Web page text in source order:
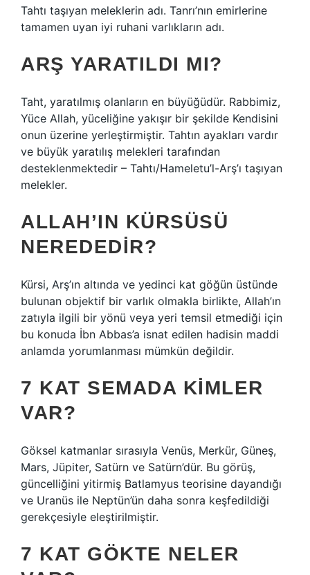
Tahtı taşıyan meleklerin adı. Tanrı’nın emirlerine
tamamen uyan iyi ruhani varlıkların adı.
ARŞ YARATILDI MI?
Taht, yaratılmış olanların en büyüğüdür. Rabbimiz,
Yüce Allah, yüceliğine yakışır bir şekilde Kendisini
onun üzerine yerleştirmiştir. Tahtın ayakları vardır
ve büyük yaratılış melekleri tarafından
desteklenmektedir – Tahtı/Hameletu’l-Arş’ı taşıyan
melekler.
ALLAH’IN KÜRSÜSÜ
NEREDEDIR?
Kürsi, Arş’ın altında ve yedinci kat göğün üstünde
bulunan objektif bir varlık olmakla birlikte, Allah’ın
zatıyla ilgili bir yönü veya yeri temsil etmediği için
bu konuda İbn Abbas’a isnat edilen hadisin maddi
anlamda yorumlanması mümkün değildir.
7 KAT SEMADA KIMLER
VAR?
Göksel katmanlar sırasıyla Venüs, Merkür, Güneş,
Mars, Jüpiter, Satürn ve Satürn’dür. Bu görüş,
güncelliğini yitirmiş Batlamyus teorisine dayandığı
ve Uranüs ile Neptün’ün daha sonra keşfedildiği
gerekçesiyle eleştirilmiştir.
7 KAT GÖKTE NELER